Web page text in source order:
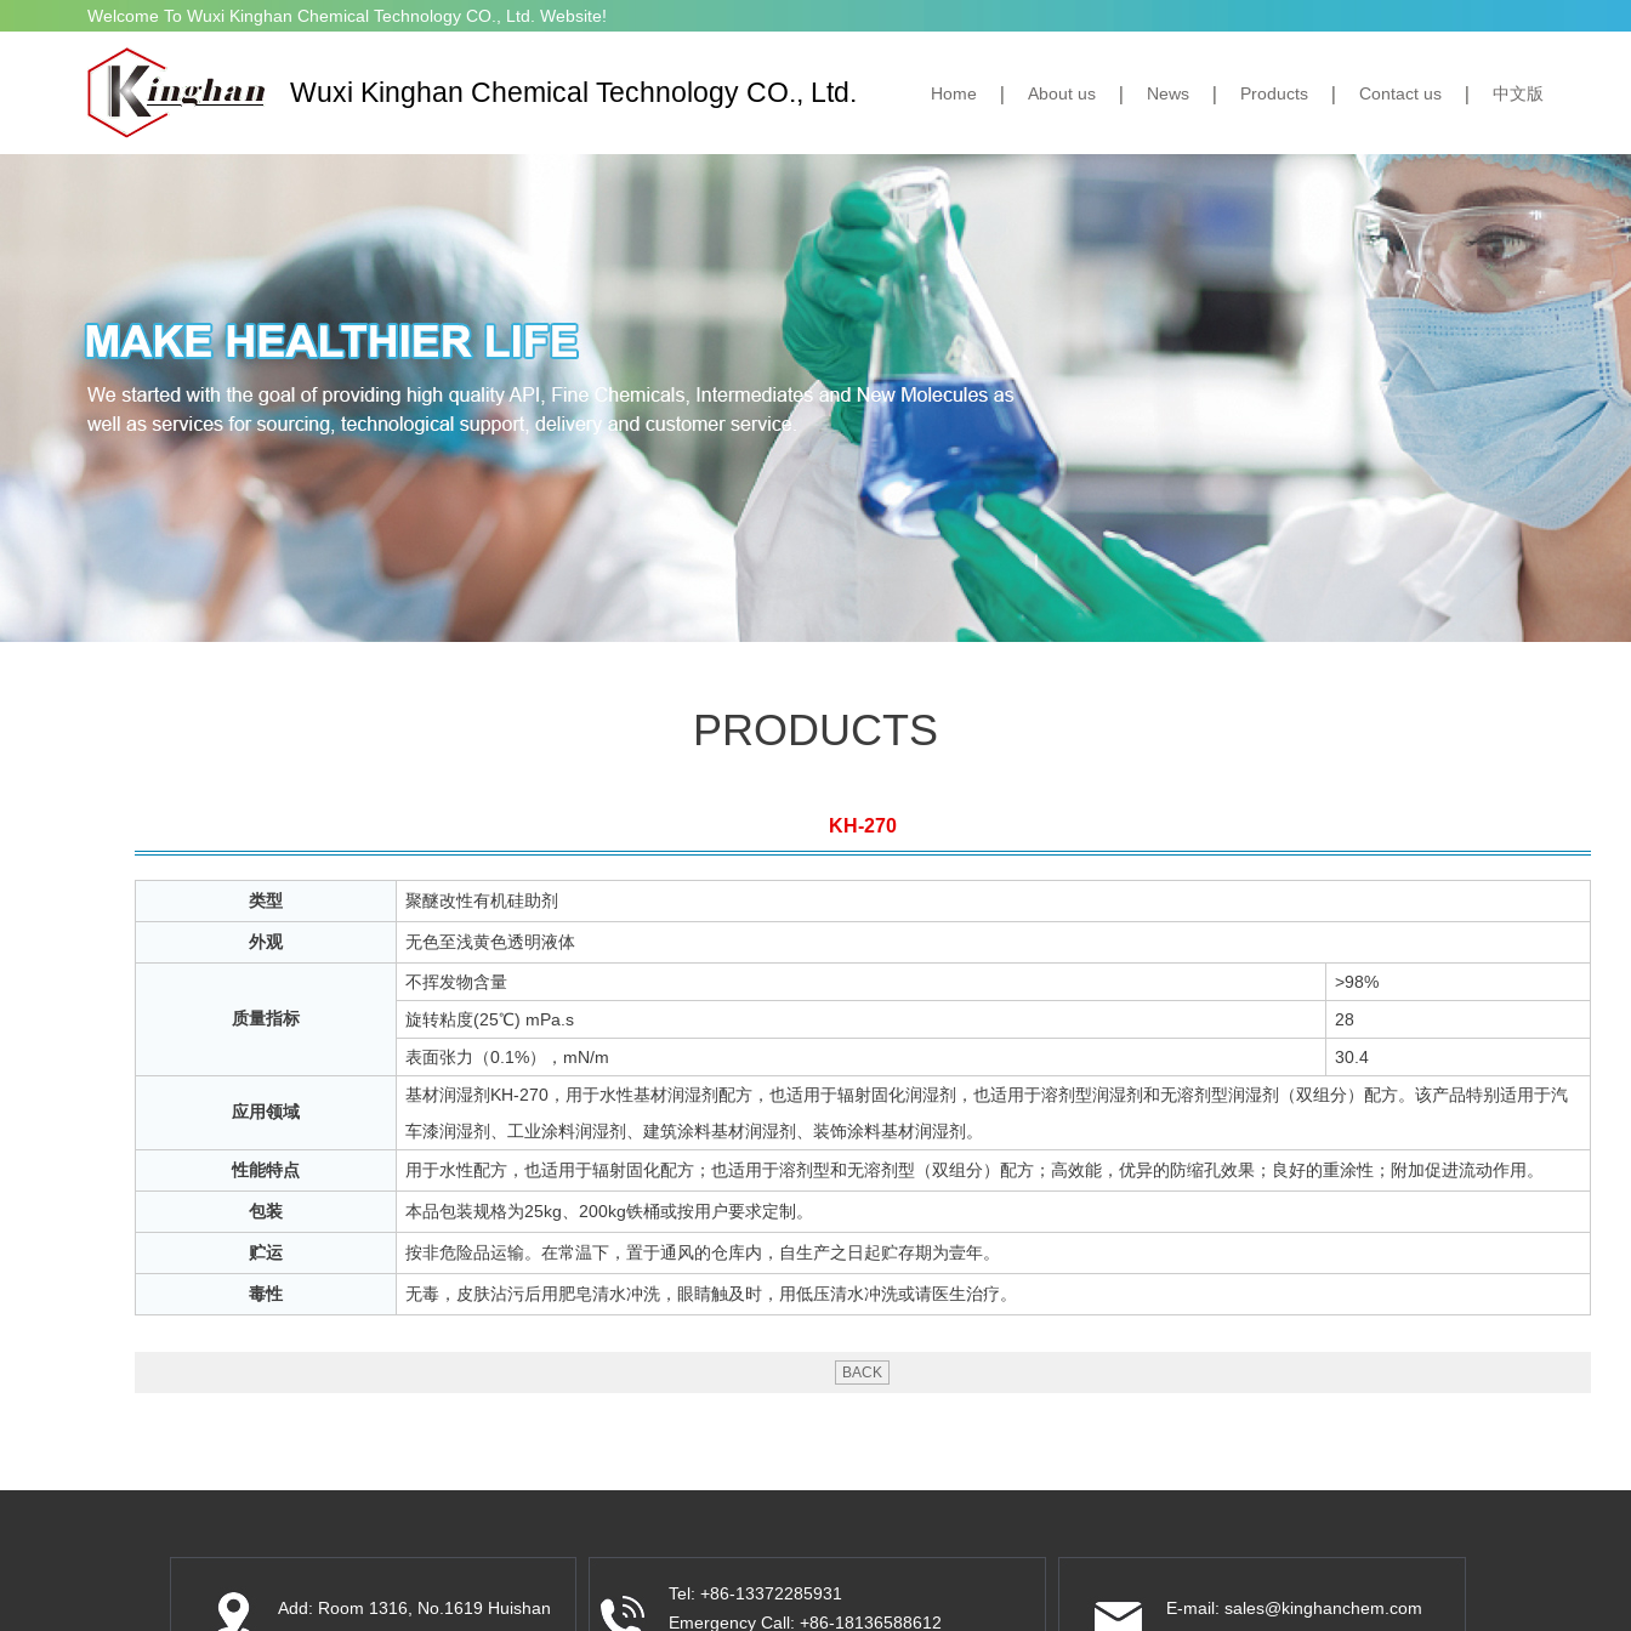
Welcome To Wuxi Kinghan Chemical Technology CO., Ltd. Website!
Wuxi Kinghan Chemical Technology CO., Ltd. Home About us News Products Contact us 中文版
PRODUCTS
KH-270
类型 聚醚改性有机硅助剂
外观 无色至浅黄色透明液体
质量指标
不挥发物含量
>98%
旋转粘度(25℃) mPa.s
28
表面张力（0.1%），mN/m
30.4
应用领域
基材润湿剂KH-270，用于水性基材润湿剂配方，也适用于辐射固化润湿剂，也适用于溶剂型润湿剂和无溶剂型润湿剂（双组分）配方。该产品特别适用于汽
车漆润湿剂、工业涂料润湿剂、建筑涂料基材润湿剂、装饰涂料基材润湿剂。
性能特点
用于水性配方，也适用于辐射固化配方；也适用于溶剂型和无溶剂型（双组分）配方；高效能，优异的防缩孔效果；良好的重涂性；附加促进流动作用。
包装 本品包装规格为25kg、200kg铁桶或按用户要求定制。
贮运 按非危险品运输。在常温下，置于通风的仓库内，自生产之日起贮存期为壹年。
毒性 无毒，皮肤沾污后用肥皂清水冲洗，眼睛触及时，用低压清水冲洗或请医生治疗。
BACK
Add: Room 1316, No.1619 Huishan
Tel: +86-13372285931
Emergency Call: +86-18136588612
E-mail: sales@kinghanchem.com